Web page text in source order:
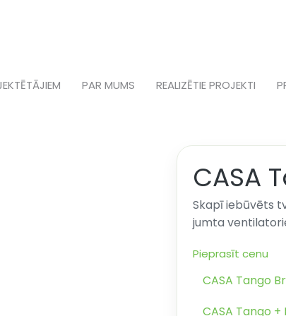
PAR MUMS REALIZĒTIE PROJEKTI
CASA
Skapī iebūvēts
jumta
Pieprasīt cenu
CASA Tango
CASA Tango